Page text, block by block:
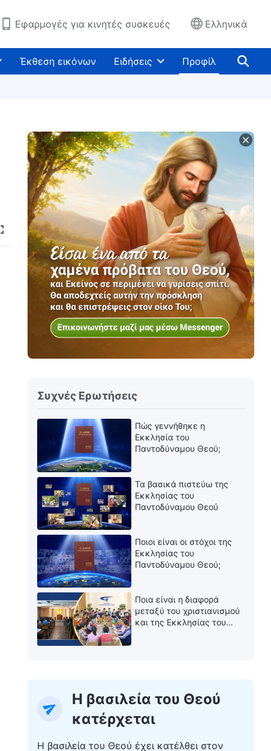
Εφαρμογές για κινητές συσκευές Ελληνικά
Έκθεση εικόνων Ειδήσεις Προφίλ
Συχνές Ερωτήσεις
Πώς γεννήθηκε η
Εκκλησία του
Παντοδύναμου Θεού;
Τα βασικά πιστεύω της
Εκκλησίας του
Παντοδύναμου Θεού
Ποιοι είναι οι στόχοι της
Εκκλησίας του
Παντοδύναμου Θεού;
Ποια είναι η διαφορά
μεταξύ του χριστιανισμού
και της Εκκλησίας του
Η βασιλεία του Θεού
κατέρχεται
Η βασιλεία του Θεού έχει κατέλθει στον